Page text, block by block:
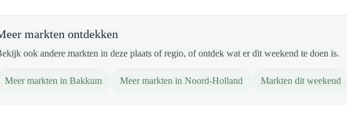
markten ontdekken
ook andere markten in deze plaats of regio, of ontdek wat er dit weekend te doen is.
Meer markten in Bakkum Meer markten in Noord-Holland Markten dit weekend